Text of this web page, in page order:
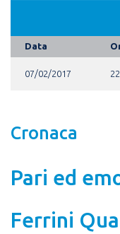
Data
07/02/2017
Cronaca
Pari ed
Ferrini